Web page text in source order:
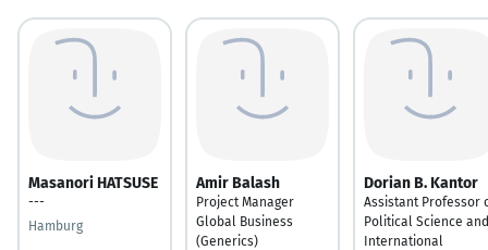
Masanori HATSUSE
---
Hamburg
Amir Balash
Project Manager
Global Business
(Generics)
Dorian B. Kantor
Assistant Professor
Political Science and
International